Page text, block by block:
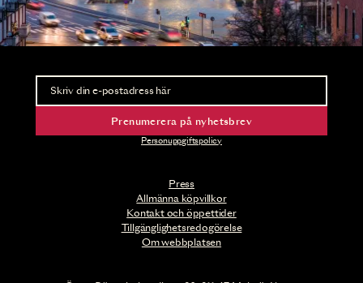
Press
Allmänna köpvillkor
Kontakt och öppettider
Tillgänglighetsredogörelse
Om webbplatsen
Nyhetsbrev
Ta del av förhandsinformation och biljettsläpp.
Prenumerera på nyhetsbrev
Personuppgiftspolicy